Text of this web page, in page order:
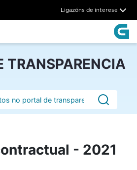
-
Ligazóns de interese
TRANSPARENCIA
- 2021